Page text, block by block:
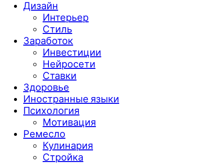
Дизайн
Интерьер
Стиль
Заработок
Инвестиции
Нейросети
Ставки
Здоровье
Иностранные языки
Психология
Мотивация
Ремесло
Кулинария
Стройка